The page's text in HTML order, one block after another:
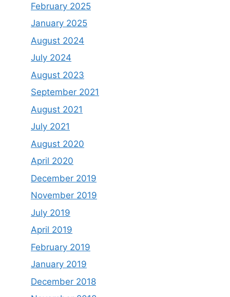
February 2025
January 2025
August 2024
July 2024
August 2023
September 2021
August 2021
July 2021
August 2020
April 2020
December 2019
November 2019
July 2019
April 2019
February 2019
January 2019
December 2018